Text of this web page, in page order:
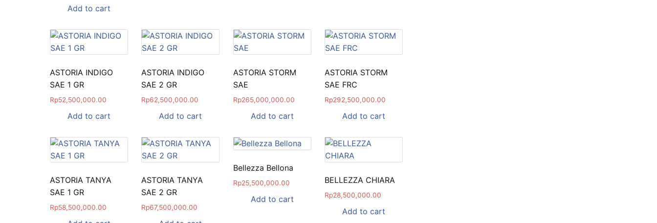
Add to cart
ASTORIA INDIGO
SAE 1 GR
Rp52,500,000.00
Add to cart
ASTORIA INDIGO
SAE 2 GR
Rp62,500,000.00
Add to cart
ASTORIA STORM
SAE
Rp265,000,000.00
Add to cart
ASTORIA STORM
SAE FRC
Rp292,500,000.00
Add to cart
ASTORIA TANYA
SAE 1 GR
Rp58,500,000.00
ASTORIA TANYA
SAE 2 GR
Rp67,500,000.00
Bellezza Bellona
Rp25,500,000.00
Add to cart
BELLEZZA CHIARA
Rp28,500,000.00
Add to cart